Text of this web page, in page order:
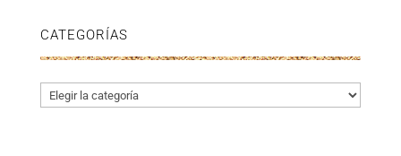
CATEGORÍAS
Categorías